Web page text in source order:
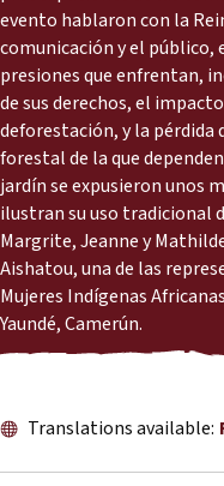
Reports
Press Releases
Training Materials
Briefing Papers
Legal Submissions
Declarations
evento hablaron con la
comunicación y el
presiones que enfrentan,
de sus derechos, el
deforestación, y la pérdida
forestal de la que
jardín se expusieron unos
ilustran su uso tradicional
Margrite, Jeanne y
Aishatou, una de las
Mujeres Indígenas
Yaundé, Camerún.
Translations available: